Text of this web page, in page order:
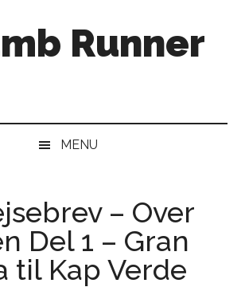
Runner
MENU
– Over
Del 1 – Gran
til Kap Verde